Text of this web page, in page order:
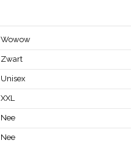
Wowow
Zwart
Unisex
XXL
Nee
Nee